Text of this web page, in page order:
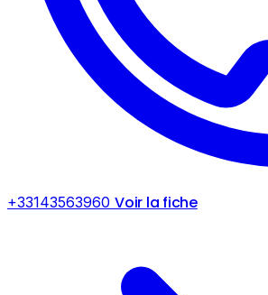
+33143563960 Voir la fiche